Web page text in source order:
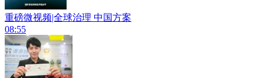
重磅微视频|全球治理 中国方案
08:55